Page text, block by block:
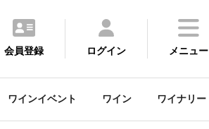
会員登録 ログイン メニュー
ワインイベント ワイン ワイナリー